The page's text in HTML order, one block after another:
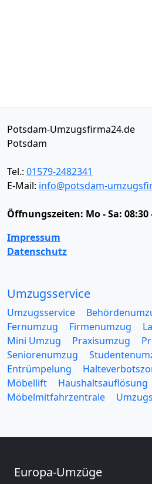
Potsdam-Umzugsfirma24.de
Potsdam
Tel.: 01579-2482341
E-Mail: info@potsdam-
Öffnungszeiten: Mo - Sa:
Impressum
Datenschutz
Umzugsservice
Umzugsservice
Fernumzug
Firmenumzug
Mini Umzug
Praxisumzug
Seniorenumzug
Entrümpelung
Möbellift
Haushaltsauflösung
Möbelmitfahrzentrale
Europa-Umzüge